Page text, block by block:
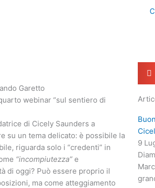
Garetto
webinar “sul sentiero di
di Cicely Saunders a
su un tema delicato: è possibile la
riguarda solo i “credenti” in
“incompiutezza” e
di oggi? Può essere proprio il
ma come atteggiamento
9